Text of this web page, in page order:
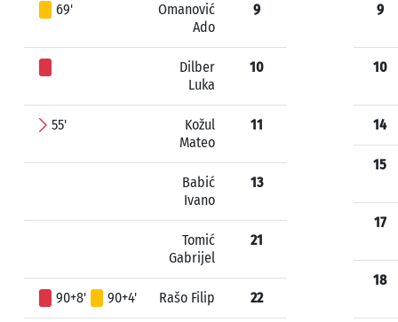
69'
Omanović
Ado
9
Dilber
Luka
10
55'
Kožul
Mateo
11
Babić
Ivano
13
Tomić
Gabrijel
21
90+8' 90+4' Rašo Filip 22
9
10
14
15
17
18